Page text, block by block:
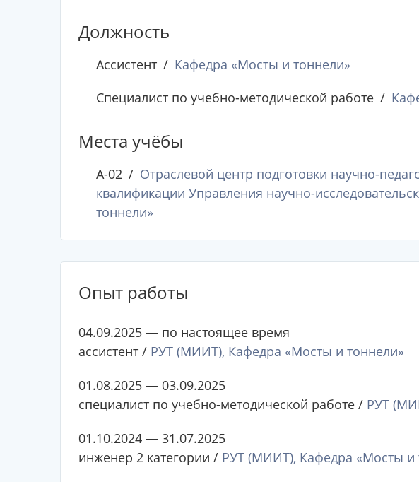
Должность
Ассистент
Кафедра «Мосты и тоннели»
Специалист по учебно-методической работе
Места учёбы
А-02
Отраслевой центр подготовки научно-
квалификации Управления научно-
тоннели»
Опыт работы
04.09.2025 — по настоящее время
ассистент / РУТ (МИИТ), Кафедра «Мосты и тоннели»
01.08.2025 — 03.09.2025
специалист по учебно-методической работе / РУТ
01.10.2024 — 31.07.2025
инженер 2 категории / РУТ (МИИТ), Кафедра «Мосты и